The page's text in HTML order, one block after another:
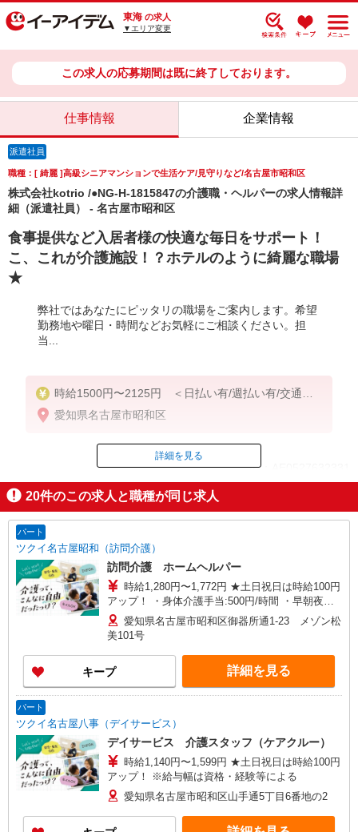
東海 の求人
▼エリア変更
この求人の応募期間は既に終了しております。
仕事情報 企業情報
派遣社員
職種：[ 綺麗 ]高級シニアマンションで生活ケア/見守りなど/名古屋市昭和区
株式会社kotrio /●NG-H-1815847の介護職・ヘルパーの求人情報詳
細（派遣社員） - 名古屋市昭和区
食事提供など入居者様の快適な毎日をサポート！
こ、これが介護施設！？ホテルのように綺麗な職場
★
弊社ではあなたにピッタリの職場をご案内します。希望
勤務地や曜日・時間などお気軽にご相談ください。担
当...
時給1500円〜2125円 ＜日払い有/週払い有/交通費
全支給(ガソリン代含む)＞
愛知県名古屋市昭和区
ID：AE0527632331
掲載期間終了
詳細を見る
20件のこの求人と職種が同じ求人
パート
ツクイ名古屋昭和（訪問介護）
訪問介護 ホームヘルパー
時給1,280円〜1,772円 ★土日祝日は時給100円
アップ！ ・身体介護手当:500円/時間 ・早朝夜間
深夜手当:300円/時間 （18:00〜翌07:59の時間
帯） ・ICT手当:2,000円/月 ・深夜割増は別途支給
・ケア→ケアの移動時間も賃金（時給）を支給 ※
特定事業所加算手当:60円/時間含む ※給与幅は資
格・経験等による
愛知県名古屋市昭和区御器所通1-23 メゾン松
美101号
キープ 詳細を見る
パート
ツクイ名古屋八事（デイサービス）
デイサービス 介護スタッフ（ケアクルー）
時給1,140円〜1,599円 ★土日祝日は時給100円
アップ！ ※給与幅は資格・経験等による
愛知県名古屋市昭和区山手通5丁目6番地の2